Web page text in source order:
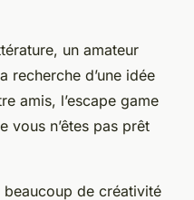
un amateur
recherche d’une idée
amis, l’escape game
vous n’êtes pas prêt
de créativité